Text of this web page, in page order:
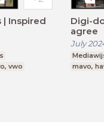
| Inspired
vwo
Digi-
agree
July
mavo,